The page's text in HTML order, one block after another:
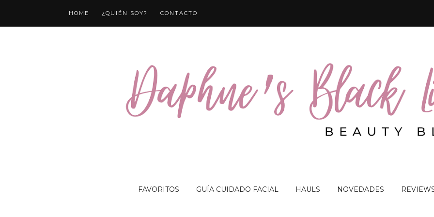
HOME ¿QUIÉN SOY? CONTACTO
FAVORITOS GUÍA CUIDADO FACIAL HAULS NOVEDADES